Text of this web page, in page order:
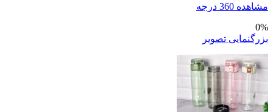
مشاهده 360 درجه
0%
بزرگنمایی تصویر